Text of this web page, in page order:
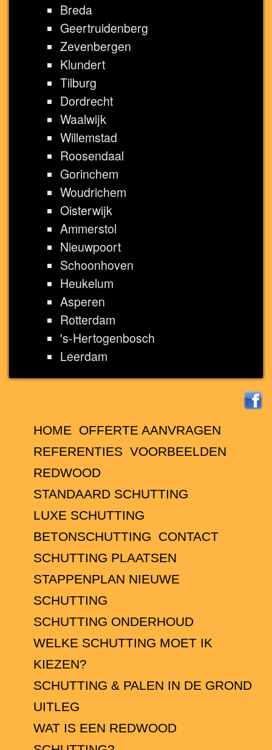
Breda
Geertruidenberg
Zevenbergen
Klundert
Tilburg
Dordrecht
Waalwijk
Willemstad
Roosendaal
Gorinchem
Woudrichem
Oisterwijk
Ammerstol
Nieuwpoort
Schoonhoven
Heukelum
Asperen
Rotterdam
's-Hertogenbosch
Leerdam
HOME
OFFERTE AANVRAGEN
REFERENTIES VOORBEELDEN
REDWOOD
STANDAARD SCHUTTING
LUXE SCHUTTING
BETONSCHUTTING
CONTACT
SCHUTTING PLAATSEN
STAPPENPLAN NIEUWE
SCHUTTING
SCHUTTING ONDERHOUD
WELKE SCHUTTING MOET IK
KIEZEN?
SCHUTTING & PALEN IN DE GROND
UITLEG
WAT IS EEN REDWOOD